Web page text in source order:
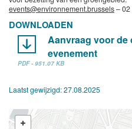
events@environnement.brussels– 02
DOWNLOADEN
Aanvraag voor de
evenement
PDF - 951.07 KB
Laatst gewijzigd:27.08.2025